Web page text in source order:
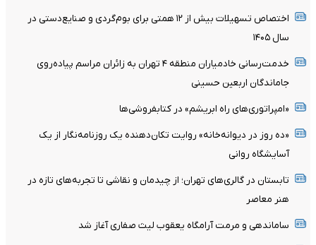
اختصاص تسهیلات بیش از ۱۲ همتی برای بوم‌گردی و صنایع‌دستی در
سال ۱۴۰۵
خدمت‌رسانی خادمیاران منطقه ۴ تهران به زائران مراسم پیاده‌روی
جاماندگان اربعین حسینی
«امپراتوری‌های راه ابریشم» در کتابفروشی‌ها
«ده روز در دیوانه‌خانه» روایت تکان‌دهنده یک روزنامه‌نگار از یک
آسایشگاه روانی
تابستان در گالری‌های تهران؛ از چیدمان و نقاشی تا تجربه‌های تازه در
هنر معاصر
ساماندهی و مرمت آرامگاه یعقوب لیث صفاری آغاز شد